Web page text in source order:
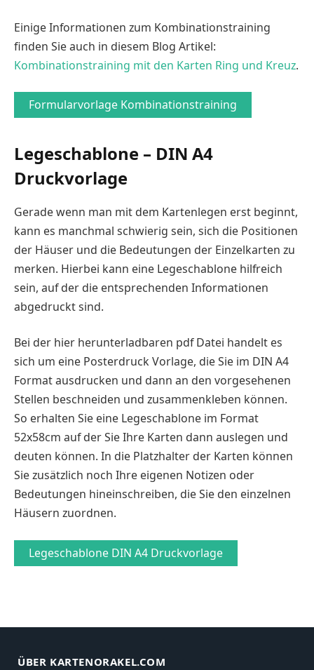
Einige Informationen zum Kombinationstraining
finden Sie auch in diesem Blog Artikel:
Kombinationstraining mit den Karten Ring und Kreuz.
Formularvorlage Kombinationstraining
Legeschablone – DIN A4
Druckvorlage
Gerade wenn man mit dem Kartenlegen erst beginnt,
kann es manchmal schwierig sein, sich die Positionen
der Häuser und die Bedeutungen der Einzelkarten zu
merken. Hierbei kann eine Legeschablone hilfreich
sein, auf der die entsprechenden Informationen
abgedruckt sind.
Bei der hier herunterladbaren pdf Datei handelt es
sich um eine Posterdruck Vorlage, die Sie im DIN A4
Format ausdrucken und dann an den vorgesehenen
Stellen beschneiden und zusammenkleben können.
So erhalten Sie eine Legeschablone im Format
52x58cm auf der Sie Ihre Karten dann auslegen und
deuten können. In die Platzhalter der Karten können
Sie zusätzlich noch Ihre eigenen Notizen oder
Bedeutungen hineinschreiben, die Sie den einzelnen
Häusern zuordnen.
Legeschablone DIN A4 Druckvorlage
ÜBER KARTENORAKEL.COM